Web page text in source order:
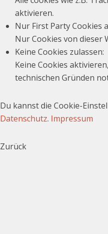
aktivieren.
Nur First Party Cookies
Nur Cookies von dieser
Keine Cookies zulassen:
Keine Cookies
technischen Gründen
Du kannst die Cookie-
Datenschutz. Impressum
Zurück